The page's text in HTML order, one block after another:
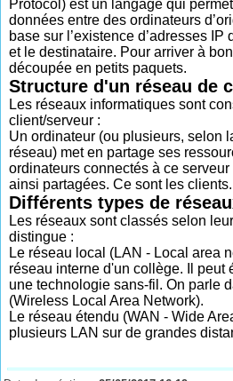
Protocol) est un langage qui
données entre des ordinateurs
base sur l’existence d’adresses IP
et le destinataire. Pour arriver à
découpée en petits paquets.
Structure d'un réseau de
Les réseaux informatiques sont
client/serveur :
Un ordinateur (ou plusieurs, selon
réseau) met en partage ses
ordinateurs connectés à ce
ainsi partagées. Ce sont les clients.
Différents types de
Les réseaux sont classés selon
distingue :
Le réseau local (LAN - Local area
réseau interne d'un collège. Il peut
une technologie sans-fil. On parle
(Wireless Local Area Network).
Le réseau étendu (WAN - Wide
plusieurs LAN sur de grandes